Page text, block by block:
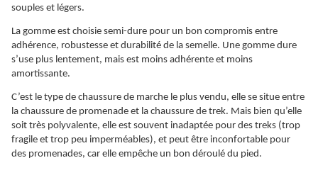
souples et légers.
La gomme est choisie semi-dure pour un bon compromis entre
adhérence, robustesse et durabilité de la semelle. Une gomme dure
s’use plus lentement, mais est moins adhérente et moins
amortissante.
C’est le type de chaussure de marche le plus vendu, elle se situe entre
la chaussure de promenade et la chaussure de trek. Mais bien qu’elle
soit très polyvalente, elle est souvent inadaptée pour des treks (trop
fragile et trop peu imperméables), et peut être inconfortable pour
des promenades, car elle empêche un bon déroulé du pied.